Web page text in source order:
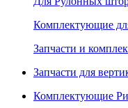
Комплектующие
Запчасти и
Запчасти для
Комплектующие